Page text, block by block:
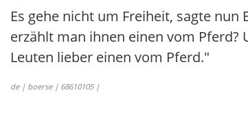
Es gehe nicht um Freiheit, sagte
erzählt man ihnen einen vom Pferd?
Leuten lieber einen vom Pferd."
de | boerse | 68610105 |